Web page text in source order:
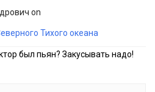
on
Тихого океана
был пьян? Закусывать надо!